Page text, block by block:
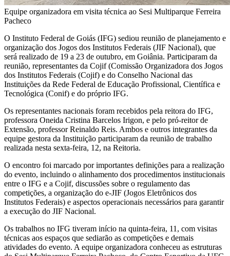
Equipe organizadora em visita técnica ao Sesi Multiparque Ferreira
Pacheco
O Instituto Federal de Goiás (IFG) sediou reunião de planejamento e
organização dos Jogos dos Institutos Federais (JIF Nacional), que
será realizado de 19 a 23 de outubro, em Goiânia. Participaram da
reunião, representantes da Cojif (Comissão Organizadora dos Jogos
dos Institutos Federais (Cojif) e do Conselho Nacional das
Instituições da Rede Federal de Educação Profissional, Científica e
Tecnológica (Conif) e do próprio IFG.
Os representantes nacionais foram recebidos pela reitora do IFG,
professora Oneida Cristina Barcelos Irigon, e pelo pró-reitor de
Extensão, professor Reinaldo Reis. Ambos e outros integrantes da
equipe gestora da Instituição participaram da reunião de trabalho
realizada nesta sexta-feira, 12, na Reitoria.
O encontro foi marcado por importantes definições para a realização
do evento, incluindo o alinhamento dos procedimentos institucionais
entre o IFG e a Cojif, discussões sobre o regulamento das
competições, a organização do e-JIF (Jogos Eletrônicos dos
Institutos Federais) e aspectos operacionais necessários para garantir
a execução do JIF Nacional.
Os trabalhos no IFG tiveram início na quinta-feira, 11, com visitas
técnicas aos espaços que sediarão as competições e demais
atividades do evento. A equipe organizadora conheceu as estruturas